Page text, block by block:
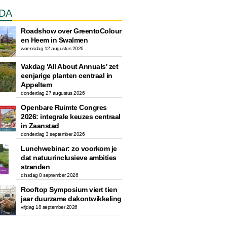
Roadshow over GreentoColour
en Heem in Swalmen
woensdag 12 augustus 2026
Vakdag 'All About Annuals' zet
eenjarige planten centraal in
Appeltern
donderdag 27 augustus 2026
Openbare Ruimte Congres
2026: integrale keuzes centraal
in Zaanstad
donderdag 3 september 2026
Lunchwebinar: zo voorkom je
dat natuurinclusieve ambities
stranden
dinsdag 8 september 2026
Rooftop Symposium viert tien
jaar duurzame dakontwikkeling
vrijdag 18 september 2026